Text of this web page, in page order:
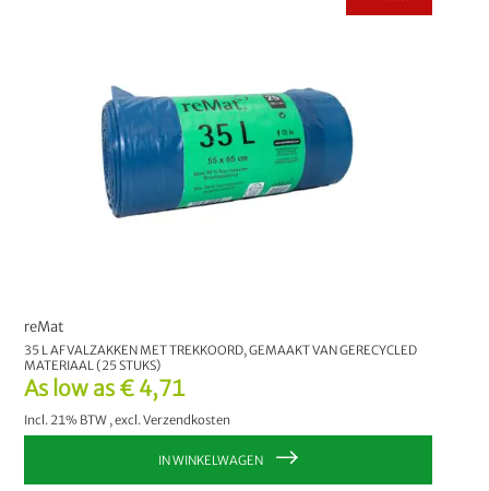
As low as € 4,71
Incl. 21% BTW ,excl.Verzendkosten
reMat
35 L AFVALZAKKEN MET TREKKOORD, GEMAAKT VAN GERECYCLED
MATERIAAL (25 STUKS)
IN WINKELWAGEN